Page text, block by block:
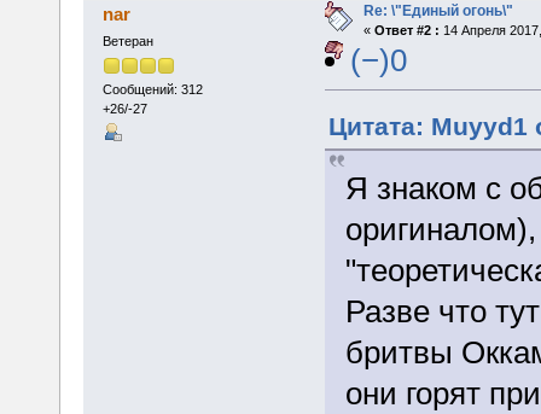
nar
Ветеран
Сообщений: 312
+26/-27
Re: \"Единый огонь\"
« Ответ #2 : 14 Апреля
(−)0
Цитата: Muyyd1
Я знаком с
Разве что
бритвы
они горят